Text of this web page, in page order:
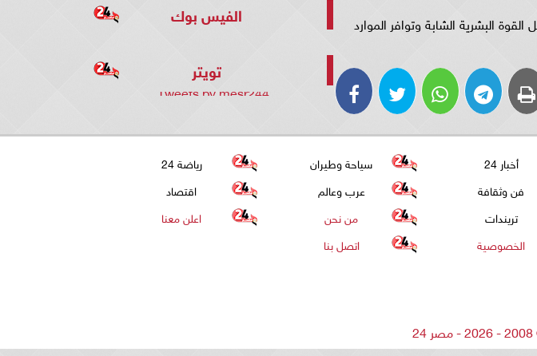
البشرية الشابة وتوافر الموارد
الفيس بوك
تويتر
Tweets by mesr244
أخبار 24 سياحة وطيران
رياضة 24
فن وثقافة عرب وعالم
اقتصاد
تريندات من نحن
اعلن معنا
الخصوصية
اتصل بنا